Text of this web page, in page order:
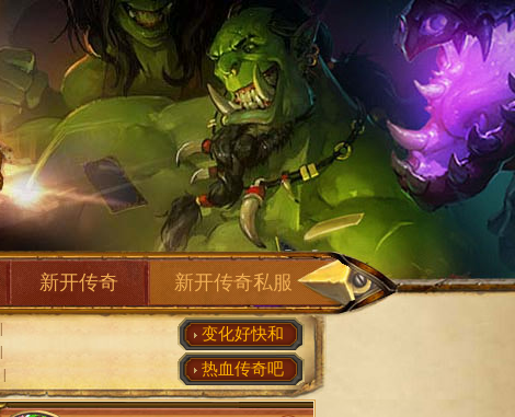
新开传奇 新开传奇私服
变化好快和
热血传奇吧